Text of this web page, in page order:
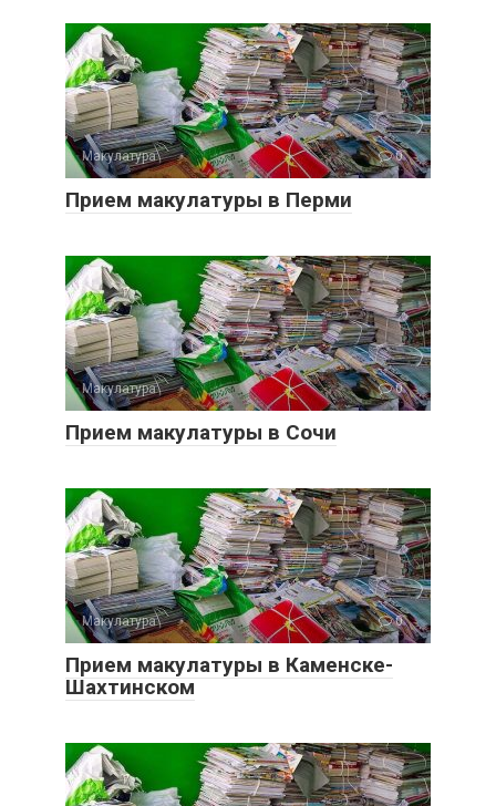
Макулатура 0
Прием макулатуры в Перми
Макулатура 0
Прием макулатуры в Сочи
Макулатура 0
Прием макулатуры в Каменске-
Шахтинском